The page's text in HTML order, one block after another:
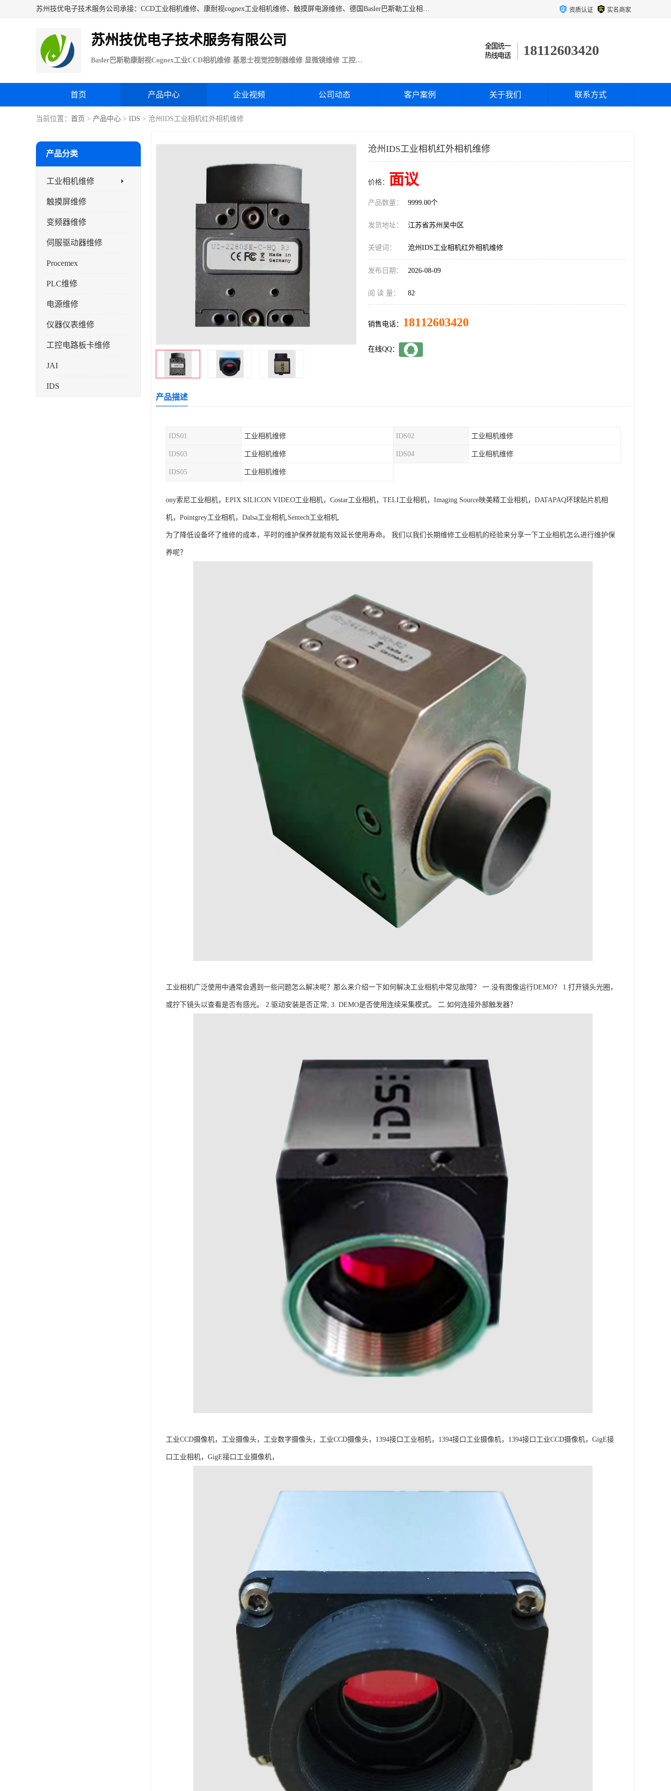
苏州技优电子技术服务公司承接：CCD工业相机维修、康耐视cognex工业相机维修、触摸屏电源维修、德国Basler巴斯勒工业相机维修、科研蛋白分析仪制冷相机维修等各种设备维修。公司客户行业涉及机械制造、注塑业、橡胶、电路板制造工厂、印刷、电梯、汽车生产、发电、电镀、医疗、食品、包装等。 资质认证 实名商家
苏州技优电子技术服务有限公司
Basler巴斯勒康耐视Cognex工业CCD相机维修 基恩士视觉控制器维修 显微镜维修 工控触摸屏电源电路板维修
18112603420
首页 产品中心 企业视频 公司动态 客户案例 关于我们 联系方式
当前位置： 首页 > 产品中心 > IDS > 沧州IDS工业相机红外相机维修
产品分类
工业相机维修
触摸屏维修
变频器维修
伺服驱动器维修
Procemex
PLC维修
电源维修
仪器仪表维修
工控电路板卡维修
JAI
IDS
沧州IDS工业相机红外相机维修
价格： 面议
产品数量： 9999.00个
发货地址： 江苏省苏州吴中区
关键词： 沧州IDS工业相机红外相机维修
发布日期： 2026-08-09
阅 读 量： 82
销售电话： 18112603420
在线QQ：
产品描述
IDS01 工业相机维修 IDS02 工业相机维修
IDS03 工业相机维修 IDS04 工业相机维修
IDS05 工业相机维修
ony索尼工业相机，EPIX SILICON VIDEO工业相机，Costar工业相机，TELI工业相机，Imaging Source映美精工业相机，DATAPAQ环球贴片机相
机，Pointgrey工业相机，Dalsa工业相机,Sentech工业相机,
为了降低设备坏了维修的成本，平时的维护保养就能有效延长使用寿命。 我们以我们长期维修工业相机的经验来分享一下工业相机怎么进行维护保
养呢？
工业相机广泛使用中通常会遇到一些问题怎么解决呢？那么来介绍一下如何解决工业相机中常见故障？ 一.没有图像运行DEMO？ 1.打开镜头光圈，
或拧下镜头以查看是否有感光。 2.驱动安装是否正常; 3. DEMO是否使用连续采集模式。 二.如何连接外部触发器？
工业CCD摄像机，工业摄像头，工业数字摄像头，工业CCD摄像头，1394接口工业相机，1394接口工业摄像机，1394接口工业CCD摄像机，GigE接
口工业相机，GigE接口工业摄像机，